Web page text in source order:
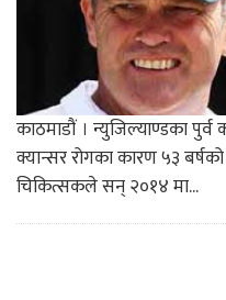
काठमाडौं । न्युजिल्याण्डका पुर्व
क्यान्सर रोगका कारण ५३
चिकित्सकले सन् २०१४ मा...